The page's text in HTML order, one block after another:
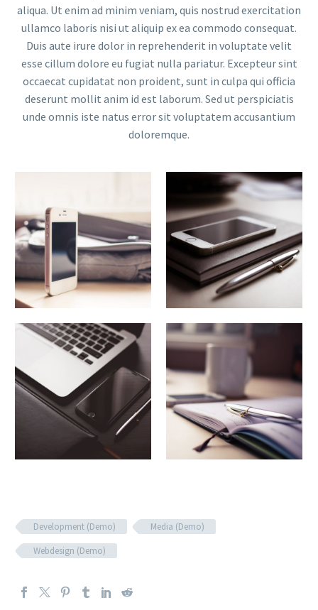
aliqua. Ut enim ad minim veniam, quis nostrud exercitation
ullamco laboris nisi ut aliquip ex ea commodo consequat.
Duis aute irure dolor in reprehenderit in voluptate velit
esse cillum dolore eu fugiat nulla pariatur. Excepteur sint
occaecat cupidatat non proident, sunt in culpa qui officia
deserunt mollit anim id est laborum. Sed ut perspiciatis
unde omnis iste natus error sit voluptatem accusantium
doloremque.
Development (Demo)
Media (Demo)
Webdesign (Demo)